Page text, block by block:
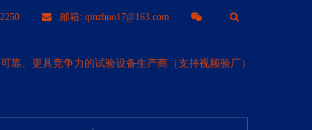
邮箱: qinzhuo17@163.com
g
靠、更具竞争力的试验设备生产商（支持视频验厂）